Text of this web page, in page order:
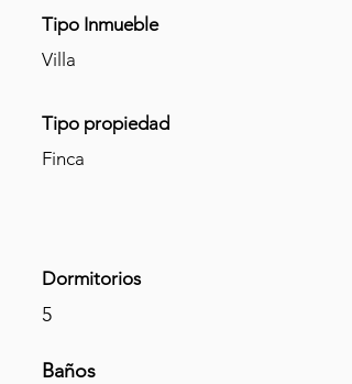
Tipo Inmueble
Villa
Tipo propiedad
Finca
Dormitorios
5
Baños